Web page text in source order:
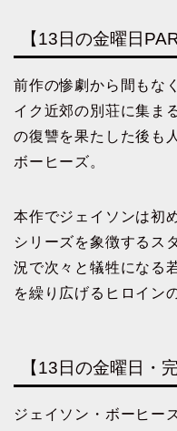
【13日の金曜日
前作の惨劇から間もな
イク近郊の別荘に集ま
の復讐を果たした後も
ボーヒーズ。
本作でジェイソンは初
シリーズを象徴するス
況で次々と犠牲になる
を繰り広げるヒロイン
【13日の金曜日・
ジェイソン・ボーヒー